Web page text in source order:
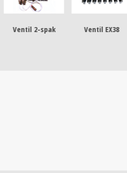
Ventil EX38 Spaksystem